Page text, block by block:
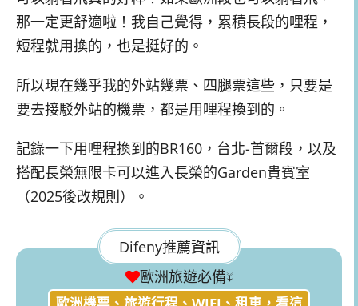
那一定更舒適啦！我自己覺得，累積長段的哩程，
短程就用換的，也是挺好的。
所以現在幾乎我的外站幾票、四腿票這些，只要是
要去接駁外站的機票，都是用哩程換到的。
記錄一下用哩程換到的BR160，台北-首爾段，以及
搭配長榮無限卡可以進入長榮的Garden貴賓室
（2025後改規則）。
Difeny推薦資訊
歐洲旅遊必備↓